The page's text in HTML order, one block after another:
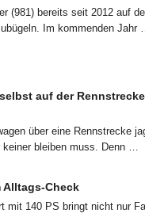
(981) bereits seit 2012 auf
Im kommenden Jahr
auf der Rennstrecke
über eine Rennstrecke
keiner bleiben muss. Denn …
Alltags-Check
mit 140 PS bringt nicht nur